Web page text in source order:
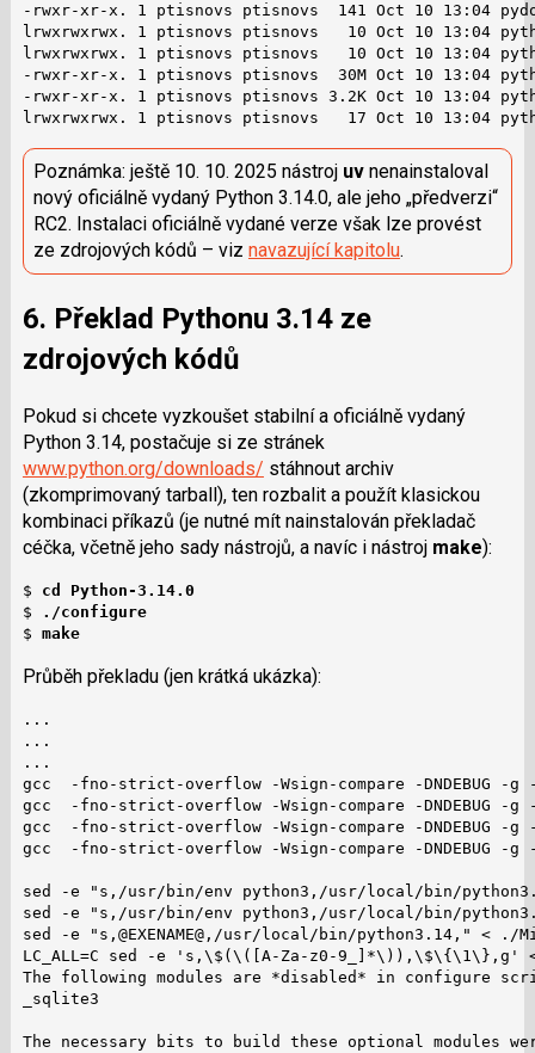
-rwxr-xr-x. 1 ptisnovs ptisnovs  141 Oct 10 13:04
lrwxrwxrwx. 1 ptisnovs ptisnovs   10 Oct 10 13:04
lrwxrwxrwx. 1 ptisnovs ptisnovs   10 Oct 10 13:04
-rwxr-xr-x. 1 ptisnovs ptisnovs  30M Oct 10 13:04
-rwxr-xr-x. 1 ptisnovs ptisnovs 3.2K Oct 10 13:04
lrwxrwxrwx. 1 ptisnovs ptisnovs   17 Oct 10 13:04
Poznámka: ještě 10. 10. 2025 nástroj uvnenainstaloval
nový oficiálně vydaný Python 3.14.0, ale jeho „předverzi“
RC2. Instalaci oficiálně vydané verze však lze provést
ze zdrojových kódů – viz navazující kapitolu.
6. Překlad Pythonu 3.14 ze
zdrojových kódů
Pokud si chcete vyzkoušet stabilní a oficiálně vydaný
Python 3.14, postačuje si ze stránek
www.python.org/downloads/ stáhnout archiv
(zkomprimovaný tarball), ten rozbalit a použít klasickou
kombinaci příkazů (je nutné mít nainstalován překladač
céčka, včetně jeho sady nástrojů, a navíc i nástroj make):
$ cd Python-3.14.0
$
./configure
$ make
Průběh překladu (jen krátká ukázka):
...
...
...
gcc  -fno-strict-overflow -Wsign-compare -
gcc  -fno-strict-overflow -Wsign-compare -
gcc  -fno-strict-overflow -Wsign-compare -
gcc  -fno-strict-overflow -Wsign-compare -
sed -e "s,/usr/bin/env python3,/usr/local/bin/
sed -e "s,/usr/bin/env python3,/usr/local/bin/
sed -e "s,@EXENAME@,/usr/local/bin/python3.14," <
LC_ALL=C sed -e 's,\$(\([A-Za-z0-9_]*\)),\$\{\1\},g'
The following modules are *disabled* in configure
_sqlite3
The necessary bits to build these optional modules